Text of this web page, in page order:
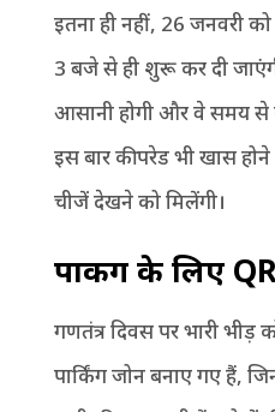
इतना ही नहीं, 26 जनवरी को
3 बजे से ही शुरू कर दी
आसानी होगी और वे समय
इस बार की परेड भी खास
चीजें देखने को मिलेंगी।
पार्किंग के लिए
गणतंत्र दिवस पर भारी
पार्किंग जोन बनाए गए हैं,